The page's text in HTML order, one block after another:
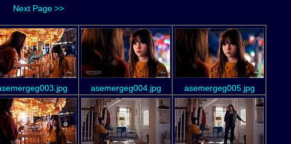
Next Page >>
asemergeg004.jpg asemergeg005.jpg